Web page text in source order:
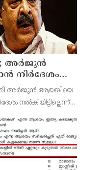
അർജുൻ
നിർദേശം
അര്‍ജുന്‍ ആയങ്കിയെ
നല്‍കിയിട്ടില്ലെന്ന്